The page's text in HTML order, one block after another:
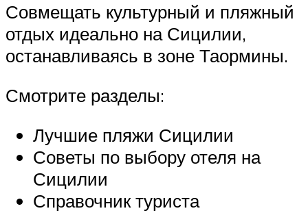
Совмещать культурный и пляжный
отдых идеально на Сицилии,
останавливаясь в зоне Таормины.
Смотрите разделы:
Лучшие пляжи Сицилии
Советы по выбору отеля на
Сицилии
Справочник туриста